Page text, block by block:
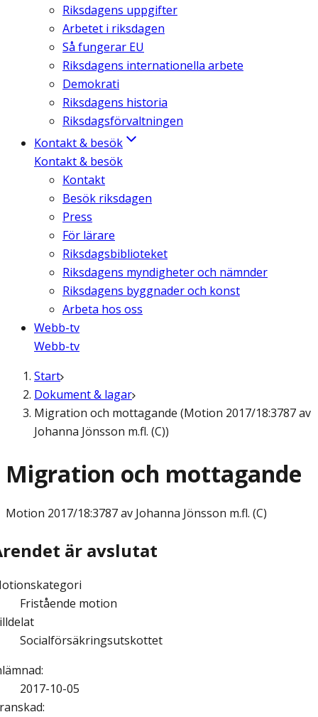
Riksdagens uppgifter
Arbetet i riksdagen
Så fungerar EU
Riksdagens internationella arbete
Demokrati
Riksdagens historia
Riksdagsförvaltningen
Kontakt & besök
Kontakt & besök
Kontakt
Besök riksdagen
Press
För lärare
Riksdagsbiblioteket
Riksdagens myndigheter och nämnder
Riksdagens byggnader och konst
Arbeta hos oss
Webb-tv
Webb-tv
Start
Dokument & lagar
Migration och mottagande (Motion 2017/18:3787 av
Johanna Jönsson m.fl. (C))
Migration och mottagande
Motion 2017/18:3787 av Johanna Jönsson m.fl. (C)
är avslutat
Fristående motion
Socialförsäkringsutskottet
:
2017-10-05
: